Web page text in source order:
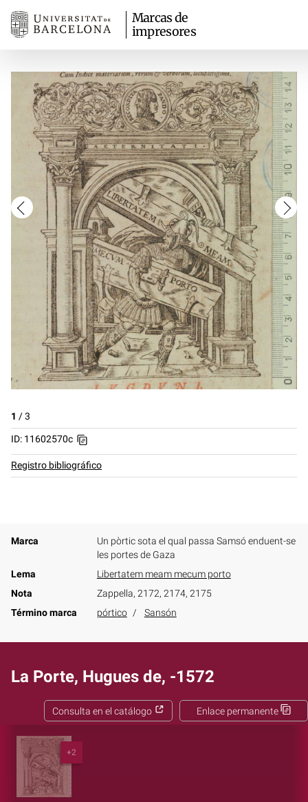
Marcas de
impresores
1 /3
ID: 11602570c
Registro bibliográfico
Marca
Un pòrtic sota el qual passa Samsó enduent-se
les portes de Gaza
Lema
Libertatem meam mecum porto
Nota
Zappella, 2172, 2174, 2175
Término marca
pórtico Sansón
La Porte, Hugues de, -1572
Enlace permanente
Consulta en el catálogo
+2